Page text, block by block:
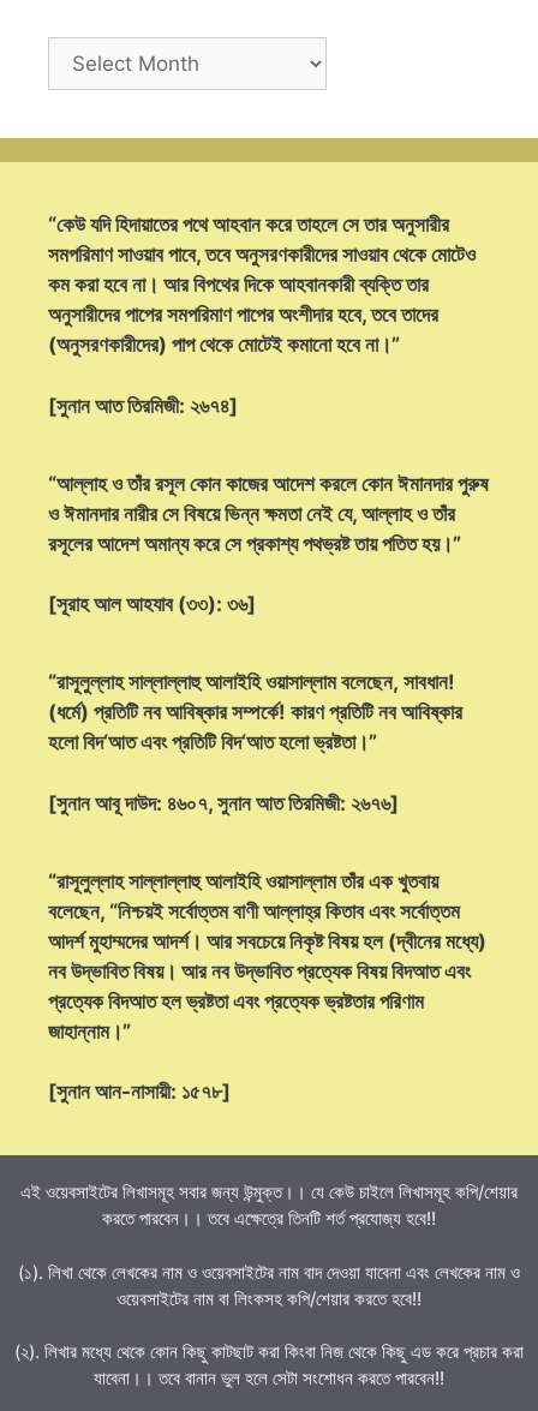
Archives
“কেউ যদি হিদায়াতের পথে আহবান করে তাহলে সে তার অনুসারীর
সমপরিমাণ সাওয়াব পাবে, তবে অনুসরণকারীদের সাওয়াব থেকে মোটেও
কম করা হবে না। আর বিপথের দিকে আহবানকারী ব্যক্তি তার
অনুসারীদের পাপের সমপরিমাণ পাপের অংশীদার হবে, তবে তাদের
(অনুসরণকারীদের) পাপ থেকে মোটেই কমানো হবে না।”
[সুনান আত তিরমিজী: ২৬৭৪]
“আল্লাহ ও তাঁর রসূল কোন কাজের আদেশ করলে কোন ঈমানদার পুরুষ
ও ঈমানদার নারীর সে বিষয়ে ভিন্ন ক্ষমতা নেই যে, আল্লাহ ও তাঁর
রসূলের আদেশ অমান্য করে সে প্রকাশ্য পথভ্রষ্ট তায় পতিত হয়।”
[সূরাহ আল আহযাব (৩৩): ৩৬]
“রাসূলুল্লাহ সাল্লাল্লাহু আলাইহি ওয়াসাল্লাম বলেছেন, সাবধান!
(ধর্মে) প্রতিটি নব আবিষ্কার সম্পর্কে! কারণ প্রতিটি নব আবিষ্কার
হলো বিদ‘আত এবং প্রতিটি বিদ‘আত হলো ভ্রষ্টতা।”
[সুনান আবূ দাউদ: ৪৬০৭, সুনান আত তিরমিজী: ২৬৭৬]
“রাসূলুল্লাহ সাল্লাল্লাহু আলাইহি ওয়াসাল্লাম তাঁর এক খুতবায়
বলেছেন, “নিশ্চয়ই সর্বোত্তম বাণী আল্লাহ্‌র কিতাব এবং সর্বোত্তম
আদর্শ মুহাম্মদের আদর্শ। আর সবচেয়ে নিকৃষ্ট বিষয় হল (দ্বীনের মধ্যে)
নব উদ্ভাবিত বিষয়। আর নব উদ্ভাবিত প্রত্যেক বিষয় বিদআত এবং
প্রত্যেক বিদআত হল ভ্রষ্টতা এবং প্রত্যেক ভ্রষ্টতার পরিণাম
জাহান্নাম।”
[সুনান আন-নাসায়ী: ১৫৭৮]
এই ওয়েবসাইটের লিখাসমূহ সবার জন্য উন্মুক্ত।। যে কেউ চাইলে লিখাসমূহ কপি/শেয়ার
করতে পারবেন।। তবে এক্ষেত্রে তিনটি শর্ত প্রযোজ্য হবে!!
(১). লিখা থেকে লেখকের নাম ও ওয়েবসাইটের নাম বাদ দেওয়া যাবেনা এবং লেখকের নাম ও
ওয়েবসাইটের নাম বা লিংকসহ কপি/শেয়ার করতে হবে!!
(২). লিখার মধ্যে থেকে কোন কিছু কাটছাট করা কিংবা নিজ থেকে কিছু এড করে প্রচার করা
যাবেনা।। তবে বানান ভুল হলে সেটা সংশোধন করতে পারবেন!!